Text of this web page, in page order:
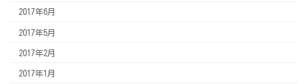
2017年6月
2017年5月
2017年2月
2017年1月